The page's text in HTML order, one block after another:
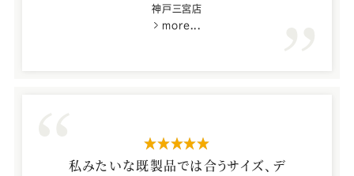
神戸三宮店
more...
私みたいな既製品では合うサイズ、デ